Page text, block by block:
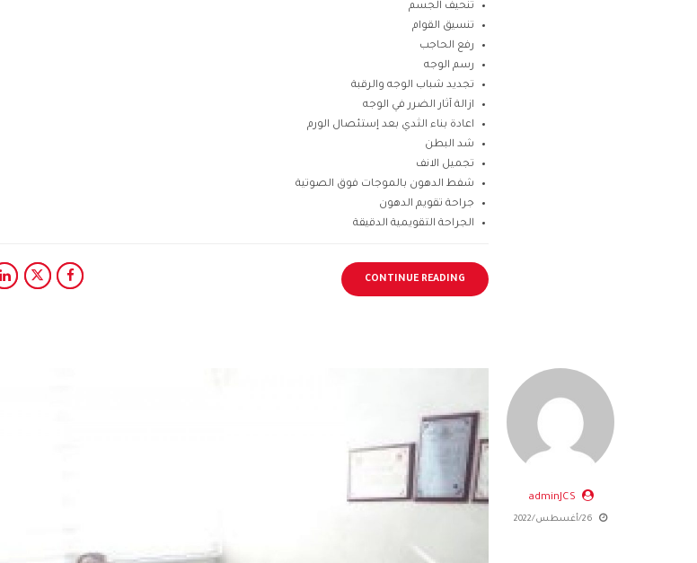
تنحيف الجسم
تنسيق القوام
رفع الحاجب
رسم الوجه
تجديد شباب الوجه والرقبة
ازالة آثار الضرر في الوجه
اعادة بناء الثدي بعد إستئصال الورم
شد البطن
تجميل الانف
شفط الدهون بالموجات فوق الصوتية
جراحة تقويم الدهون
الجراحة التقويمية الدقيقة
CONTINUE READING
adminJCS
26/أغسطس/2022